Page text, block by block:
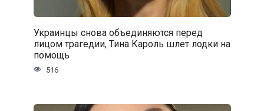
Украинцы снова объединяются перед
лицом трагедии, Тина Кароль шлет лодки на
помощь
516